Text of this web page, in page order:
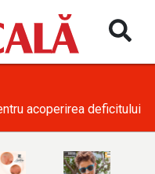
acoperirea deficitului